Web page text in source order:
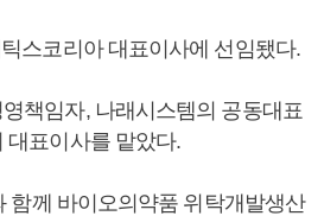
스코리아 대표이사에 선임됐다.
책임자, 나래시스템의 공동대표
대표이사를 맡았다.
함께 바이오의약품 위탁개발생산